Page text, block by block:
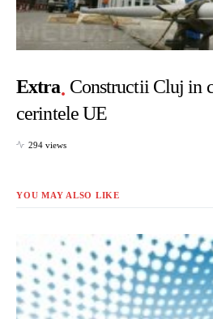
Extra Constructii Cluj in
cerintele UE
294 views
YOU MAY ALSO LIKE